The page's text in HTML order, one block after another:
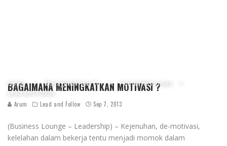
Home Managerial How To
Human Resources
Lead and Follow
BAGAIMANA MENINGKATKAN MOTIVASI ?
Arum Lead and Follow Sep 7, 2013
(Business Lounge – Leadership) – Kejenuhan, de-motivasi,
kelelahan dalam bekerja tentu menjadi momok dalam